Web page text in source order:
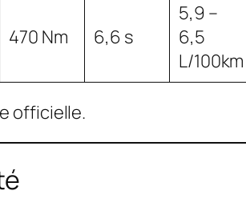
470 Nm 6,6 s
5,9 –
6,5
L/100km
officielle.